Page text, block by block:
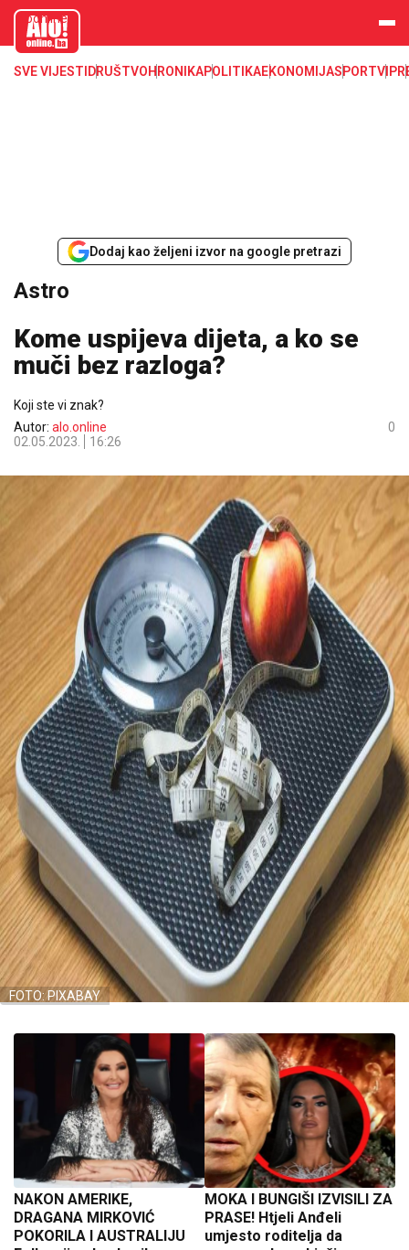
aloonline.b
SVE VIJESTI DRUŠTVOHRONIKAPOLITIKAEKONOMIJASPORTVIP
Dodaj kao željeni izvor na google pretrazi
Astro
Kome uspijeva dijeta, a ko se
muči bez razloga?
Koji ste vi znak?
Autor: alo.online
02.05.2023.
16:26
0
FOTO: PIXABAY
NAKON AMERIKE,
DRAGANA MIRKOVIĆ
POKORILA I AUSTRALIJU
MOKA I BUNGIŠI IZVISILI ZA
PRASE! Htjeli Anđeli
umjesto roditelja da